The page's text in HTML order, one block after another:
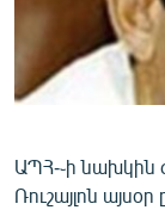
ՄԻՋԱԶԳԱՅԻՆ
ՄՇԱԿՈՒՅԹ
ՍՊՈՐՏ
ՏՏ ԵՒ ԻՆՏԵՐՆԵՏ
ԱՊՀ-֊ի նախկին
Ռուշայլոն